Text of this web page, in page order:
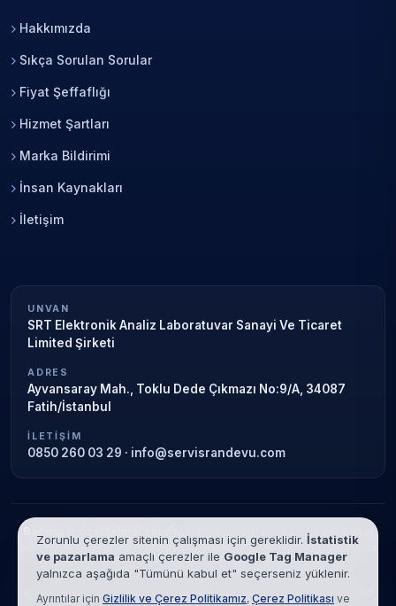
Hakkımızda
Sıkça Sorulan Sorular
Fiyat Şeffaflığı
Hizmet Şartları
Marka Bildirimi
İnsan Kaynakları
İletişim
UNVAN
SRT Elektronik Analiz Laboratuvar Sanayi Ve Ticaret
Limited Şirketi
ADRES
Ayvansaray Mah., Toklu Dede Çıkmazı No:9/A, 34087
Fatih/İstanbul
İLETIŞIM
0850 260 03 29 · info@servisrandevu.com
Garanti süresi sona ermiş veya özel
servis kapsamındaki cihazlar için hizmet verilir. Marka adları yalnızca
tanımlama amaçlıdır; yetkili servis ilişkisi bulunmamaktadır.
© 2026 SRT Elektronik Analiz Laboratuvar Sanayi Ve Ticaret Limited
Zorunlu çerezler sitenin çalışması için gereklidir. İstatistik
ve pazarlama amaçlı çerezler ile Google Tag Manager
yalnızca aşağıda "Tümünü kabul et" seçerseniz yüklenir.
Ayrıntılar için Gizlilik ve Çerez Politikamız, Çerez Politikası ve